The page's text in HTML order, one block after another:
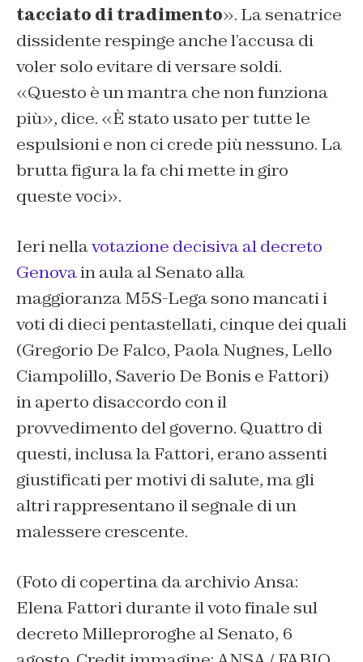
tacciato di tradimento». La senatrice
dissidente respinge anche l’accusa di
voler solo evitare di versare soldi.
«Questo è un mantra che non funziona
più», dice. «È stato usato per tutte le
espulsioni e non ci crede più nessuno. La
brutta figura la fa chi mette in giro
queste voci».
Ieri nellavotazione decisiva al decreto
Genovain aula al Senato alla
maggioranza M5S-Lega sono mancati i
voti di dieci pentastellati, cinque dei quali
(Gregorio De Falco, Paola Nugnes, Lello
Ciampolillo, Saverio De Bonis e Fattori)
in aperto disaccordo con il
provvedimento del governo. Quattro di
questi, inclusa la Fattori, erano assenti
giustificati per motivi di salute, ma gli
altri rappresentano il segnale di un
malessere crescente.
(Foto di copertina da archivio Ansa:
Elena Fattori durante il voto finale sul
decreto Milleproroghe al Senato, 6